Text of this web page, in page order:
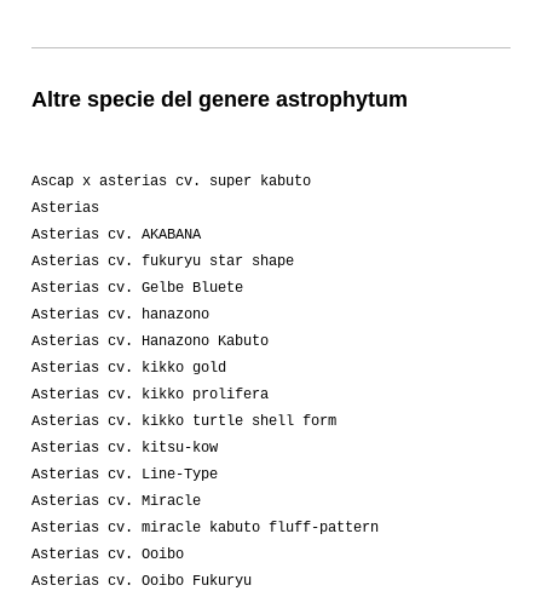
Altre specie del genere astrophytum
Ascap x asterias cv. super kabuto
Asterias
Asterias cv. AKABANA
Asterias cv. fukuryu star shape
Asterias cv. Gelbe Bluete
Asterias cv. hanazono
Asterias cv. Hanazono Kabuto
Asterias cv. kikko gold
Asterias cv. kikko prolifera
Asterias cv. kikko turtle shell form
Asterias cv. kitsu-kow
Asterias cv. Line-Type
Asterias cv. Miracle
Asterias cv. miracle kabuto fluff-pattern
Asterias cv. Ooibo
Asterias cv. Ooibo Fukuryu